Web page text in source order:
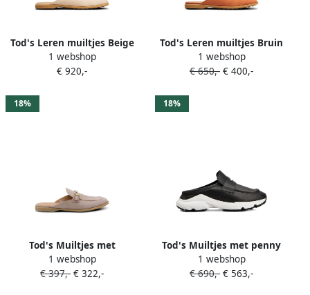
Tod's Leren muiltjes Beige
1 webshop
€ 920,-
Tod's Leren muiltjes Bruin
1 webshop
€ 650,- € 400,-
18%
Tod's Muiltjes met
logoplakkaat Beige
1 webshop
€ 397,- € 322,-
18%
Tod's Muiltjes met penny
bar Zwart
1 webshop
€ 690,- € 563,-